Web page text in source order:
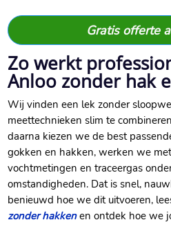
Gratis offerte
Zo werkt
Anloo zonder hak
Wij vinden een lek zonder
meettechnieken slim te
daarna kiezen we de best
gokken en hakken, werken we
vochtmetingen en traceergas
omstandigheden. Dat is snel,
benieuwd hoe we dit uitvoeren,
zonder hakkenen ontdek hoe we